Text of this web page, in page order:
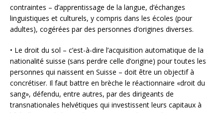
contraintes – d’apprentissage de la langue, d’échanges
linguistiques et culturels, y compris dans les écoles (pour
adultes), cogérées par des personnes d’origines diverses.
• Le droit du sol – c’est-à-dire l’acquisition automatique de la
nationalité suisse (sans perdre celle d’origine) pour toutes les
personnes qui naissent en Suisse – doit être un objectif à
concrétiser. Il faut battre en brèche le réactionnaire «droit du
sang», défendu, entre autres, par des dirigeants de
transnationales helvétiques qui investissent leurs capitaux à